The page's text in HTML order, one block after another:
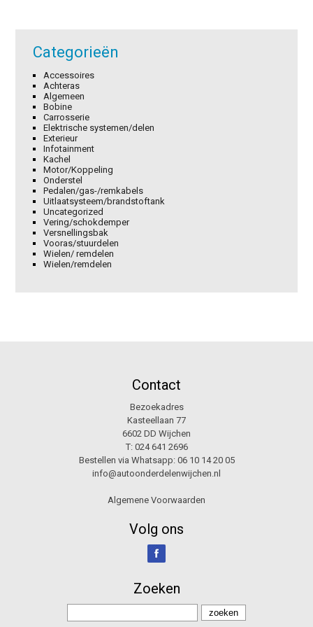
Categorieën
Accessoires
Achteras
Algemeen
Bobine
Carrosserie
Elektrische systemen/delen
Exterieur
Infotainment
Kachel
Motor/Koppeling
Onderstel
Pedalen/gas-/remkabels
Uitlaatsysteem/brandstoftank
Uncategorized
Vering/schokdemper
Versnellingsbak
Vooras/stuurdelen
Wielen/ remdelen
Wielen/remdelen
Contact
Bezoekadres
Kasteellaan 77
6602 DD Wijchen
T: 024 641 2696
Bestellen via Whatsapp: 06 10 14 20 05
info@autoonderdelenwijchen.nl
Algemene Voorwaarden
Volg ons
Zoeken